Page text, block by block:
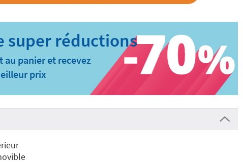
panier et recevez
prix